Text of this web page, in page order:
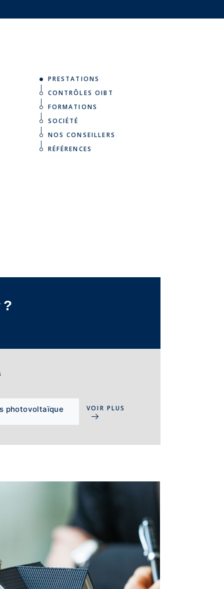
PRESTATIONS
CONTRÔLES OIBT
FORMATIONS
SOCIÉTÉ
NOS CONSEILLERS
RÉFÉRENCES
?
photovoltaïque VOIR PLUS